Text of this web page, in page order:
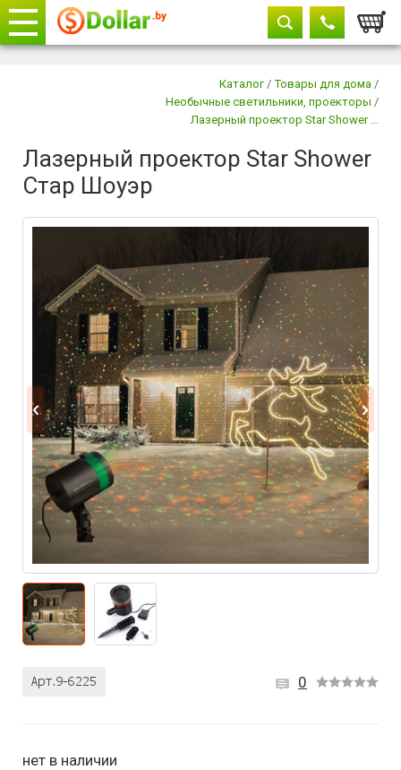
Каталог / Товары для дома /
Необычные светильники, проекторы /
Лазерный проектор Star Shower ...
Лазерный проектор Star Shower
Стар Шоуэр
0
нет в наличии